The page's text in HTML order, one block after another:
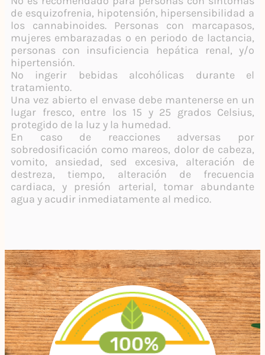
de esquizofrenia, hipotensión, hipersensibilidad a
los cannabinoides. Personas con marcapasos,
mujeres embarazadas o en periodo de lactancia,
personas con insuficiencia hepática renal, y/o
hipertensión.
No ingerir bebidas alcohólicas durante el
tratamiento.
Una vez abierto el envase debe mantenerse en un
lugar fresco, entre los 15 y 25 grados Celsius,
protegido de la luz y la humedad.
En caso de reacciones adversas por
sobredosificación como mareos, dolor de cabeza,
vomito, ansiedad, sed excesiva, alteración de
destreza, tiempo, alteración de frecuencia
cardiaca, y presión arterial, tomar abundante
agua y acudir inmediatamente al medico.